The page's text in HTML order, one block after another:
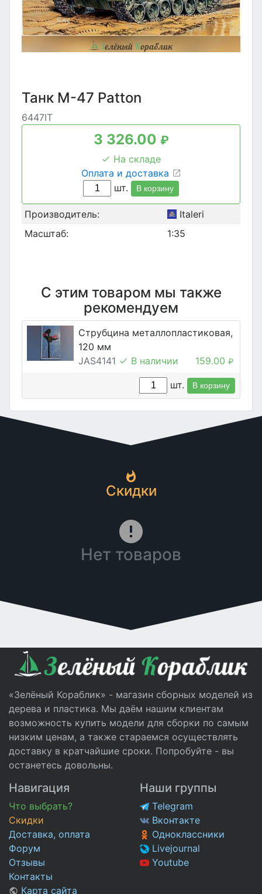
Танк M-47 Patton
6447IT
3 326.00 ₽
На складе
Оплата и доставка
шт.
В корзину
Производитель:
Italeri
Масштаб:
1:35
С этим товаром мы также
рекомендуем
Струбцина металлопластиковая,
120 мм
JAS4141
В наличии 159.00 ₽
шт. В корзину
Скидки
Нет товаров
«Зелёный Кораблик» - магазин сборных моделей из
дерева и пластика. Мы даём нашим клиентам
возможность купить модели для сборки по самым
низким ценам, а также стараемся осуществлять
доставку в кратчайшие сроки. Попробуйте - вы
останетесь довольны.
Навигация
Что выбрать?
Скидки
Доставка, оплата
Форум
Отзывы
Контакты
Карта сайта
Наши группы
Telegram
Вконтакте
Одноклассники
Livejournal
Youtube